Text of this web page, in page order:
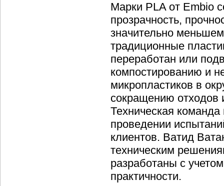
Марки PLA от Embio
прозрачность,
значительно
традиционные
переработан или
компостированию и
микропластиков в
сокращению отходов
Техническая
проведении
клиентов. Ватид
техническим
разработаны с
практичности.